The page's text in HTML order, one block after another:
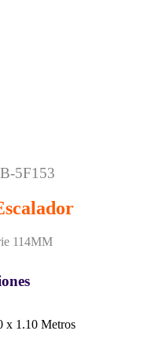
5F153
114MM
x 1.10 Metros